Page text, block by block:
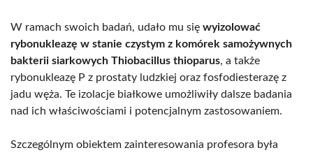
W ramach swoich badań, udało mu się wyizolować
rybonukleazę w stanie czystym z komórek samożywnych
bakterii siarkowych Thiobacillus thioparus, a także
rybonukleazę P z prostaty ludzkiej oraz fosfodiesterazę z
jadu węża. Te izolacje białkowe umożliwiły dalsze badania
nad ich właściwościami i potencjalnym zastosowaniem.
Szczególnym obiektem zainteresowania profesora była